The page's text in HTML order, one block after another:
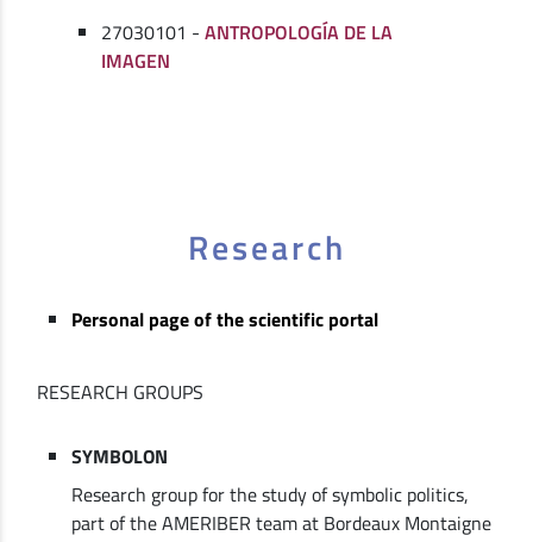
27030101 -ANTROPOLOGÍA DE LA
IMAGEN
Research
Personal page of the scientific portal
RESEARCH GROUPS
SYMBOLON
Research group for the study of symbolic politics,
part of the AMERIBER team at Bordeaux Montaigne